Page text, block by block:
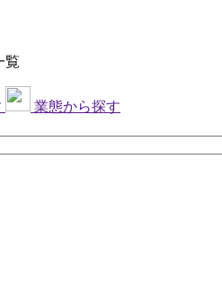
覧
業態から探す